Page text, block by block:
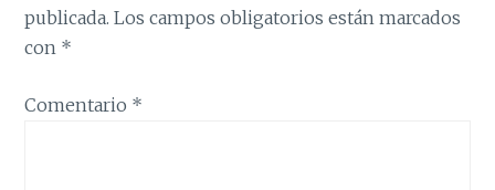
publicada. Los campos obligatorios están marcados
con *
Comentario *